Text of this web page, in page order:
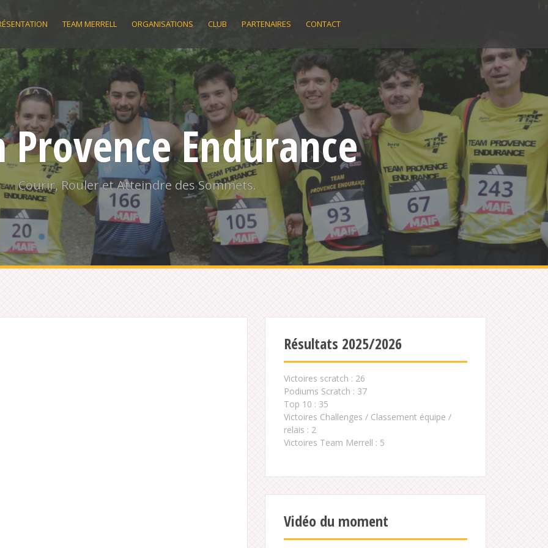
TEAM MERRELL ORGANISATIONS CLUB PARTENAIRES CONTACT
Provence Endurance
Courir, Rouler et Atteindre des Sommets.
Résultats 2025/2026
Victoires scratch : 26
Podiums Scratch : 37
Top 10 : 35
Victoires Challenges / Classement équipe /
relais : 2
Victoires Team Merrell : 5
Vidéo du moment